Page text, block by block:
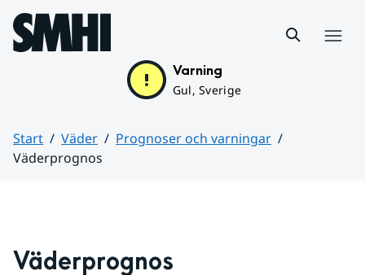
Hoppa till sidans innehåll
Varning
Gul, Sverige
Start Väder
Prognoser och varningar
Väderprognos
Väderprognos